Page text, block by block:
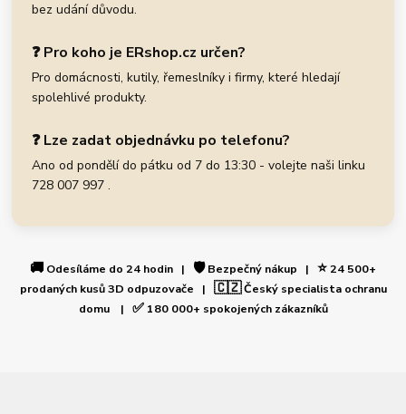
bez udání důvodu.
❓ Pro koho je ERshop.cz určen?
Pro domácnosti, kutily, řemeslníky i firmy, které hledají
spolehlivé produkty.
❓ Lze zadat objednávku po telefonu?
Ano od pondělí do pátku od 7 do 13:30 - volejte naši linku
728 007 997 .
🚚 Odesíláme do 24 hodin | 🛡️Bezpečný nákup | ⭐24 500+
prodaných kusů 3D odpuzovače | 🇨🇿Český specialista ochranu
domu | ✅180 000+ spokojených zákazníků